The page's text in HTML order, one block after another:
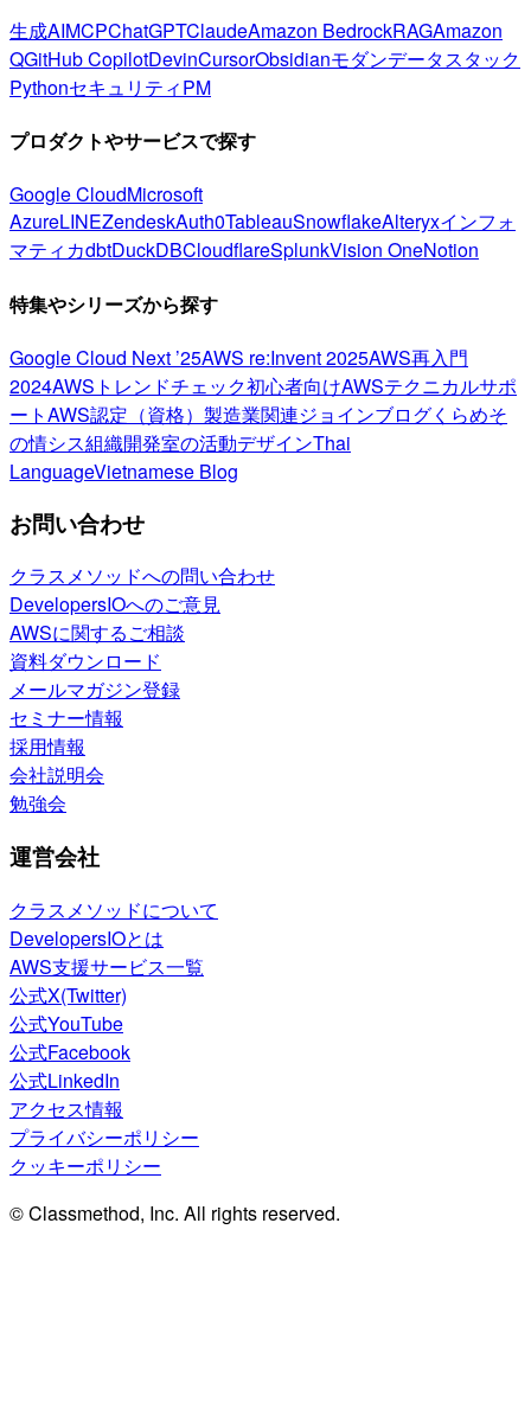
生成AIMCPChatGPTClaudeAmazon BedrockRAGAmazon
QGitHub CopilotDevinCursorObsidianモダンデータスタック
PythonセキュリティPM
プロダクトやサービスで探す
Google CloudMicrosoft
AzureLINEZendeskAuth0TableauSnowflakeAlteryxインフォ
マティカdbtDuckDBCloudflareSplunkVision OneNotion
特集やシリーズから探す
Google Cloud Next ’25AWS re:Invent 2025AWS再入門
2024AWSトレンドチェック初心者向けAWSテクニカルサポ
ートAWS認定（資格） 製造業関連ジョインブログくらめそ
の情シス組織開発室の活動デザインThai
LanguageVietnamese Blog
お問い合わせ
クラスメソッドへの問い合わせ
DevelopersIOへのご意見
AWSに関するご相談
資料ダウンロード
メールマガジン登録
セミナー情報
採用情報
会社説明会
勉強会
運営会社
クラスメソッドについて
DevelopersIOとは
AWS支援サービス一覧
公式X(Twitter)
公式YouTube
公式Facebook
公式LinkedIn
アクセス情報
プライバシーポリシー
クッキーポリシー
© Classmethod, Inc. All rights reserved.